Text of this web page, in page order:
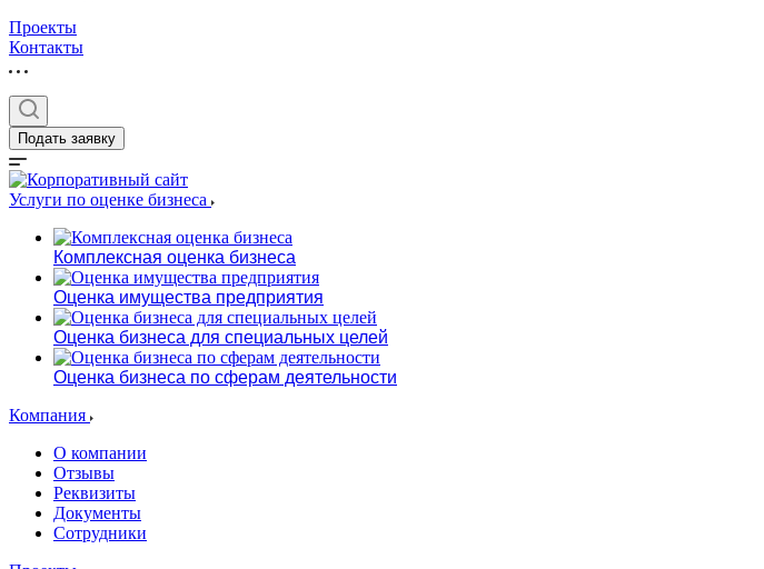
Проекты
Контакты
Подать заявку
Услуги по оценке бизнеса
Комплексная оценка бизнеса
Оценка имущества предприятия
Оценка бизнеса для специальных целей
Оценка бизнеса по сферам деятельности
Компания
О компании
Отзывы
Реквизиты
Документы
Сотрудники
Абакан
Абдулино
Абинск
Азов
Аксай